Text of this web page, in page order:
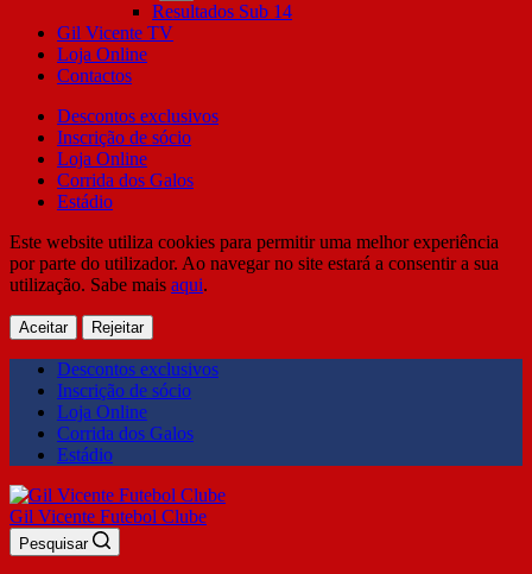
Resultados Sub 14
Gil Vicente TV
Loja Online
Contactos
Descontos exclusivos
Inscrição de sócio
Loja Online
Corrida dos Galos
Estádio
Este website utiliza cookies para permitir uma melhor experiência
por parte do utilizador. Ao navegar no site estará a consentir a sua
utilização. Sabe mais aqui.
Aceitar Rejeitar
Descontos exclusivos
Inscrição de sócio
Loja Online
Corrida dos Galos
Estádio
Gil Vicente Futebol Clube
Pesquisar